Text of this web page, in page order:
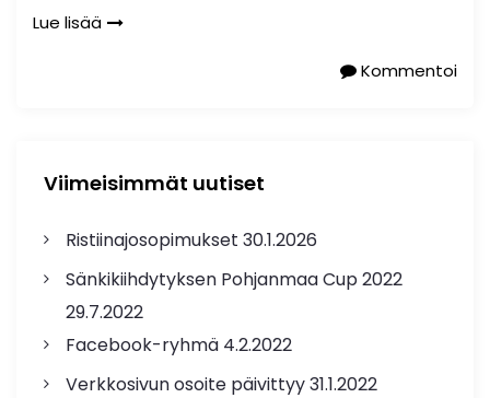
Lue lisää
Kommentoi
Viimeisimmät uutiset
Ristiinajosopimukset 30.1.2026
Sänkikiihdytyksen Pohjanmaa Cup 2022
29.7.2022
Facebook-ryhmä 4.2.2022
Verkkosivun osoite päivittyy31.1.2022